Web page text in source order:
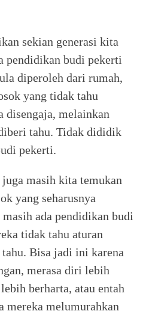
sekian generasi kita
pendidikan budi pekerti
diperoleh dari rumah,
yang tidak tahu
disengaja, melainkan
tahu. Tidak dididik
pekerti.
masih kita temukan
yang seharusnya
ada pendidikan budi
tidak tahu aturan
Bisa jadi ini karena
merasa diri lebih
berharta, atau entah
mereka melumurahkan